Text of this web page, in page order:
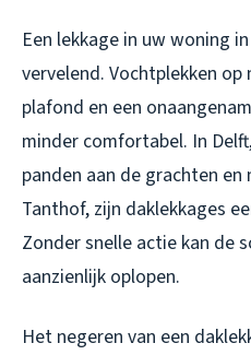
Een lekkage in uw woning
vervelend. Vochtplekken op
plafond en een
minder comfortabel. In
panden aan de grachten
Tanthof, zijn daklekkages
Zonder snelle actie kan de
aanzienlijk oplopen.
Het negeren van een